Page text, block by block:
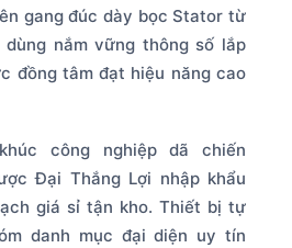
gang đúc dày bọc Stator từ
nắm vững thông số lắp
đồng tâm đạt hiệu năng cao
công nghiệp dã chiến
Đại Thắng Lợi nhập khẩu
giá sỉ tận kho. Thiết bị tự
danh mục đại diện uy tín